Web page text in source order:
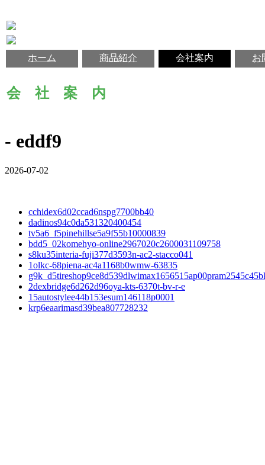
ホーム 商品紹介 会社案内 お
会 社 案 内
- eddf9
2026-07-02
cchidex6d02ccad6nspg7700bb40
dadinos94c0da531320400454
tv5a6_f5pinehillse5a9f55b10000839
bdd5_02komehyo-online2967020c2600031109758
s8ku35interia-fuji377d3593n-ac2-stacco041
1olkc-68piena-ac4a1168b0wmw-63835
2dexbridge6d262d96oya-kts-6370t-bv-r-e
15autostylee44b153esum146118p0001
krp6eaarimasd39bea807728232